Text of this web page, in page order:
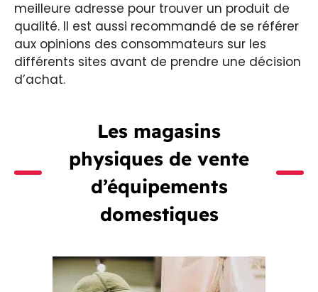
meilleure adresse pour trouver un produit de
qualité. Il est aussi recommandé de se référer
aux opinions des consommateurs sur les
différents sites avant de prendre une décision
d’achat.
Les magasins
physiques de vente
d’équipements
domestiques